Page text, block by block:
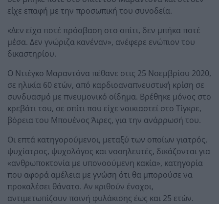
είχε επαφή με την προσωπική του συνοδεία.
«Δεν είχα ποτέ πρόσβαση στο σπίτι, δεν μπήκα ποτέ
μέσα. Δεν γνώριζα κανέναν», ανέφερε ενώπιον του
δικαστηρίου.
Ο Ντιέγκο Μαραντόνα πέθανε στις 25 Νοεμβρίου 2020,
σε ηλικία 60 ετών, από καρδιοαναπνευστική κρίση σε
συνδυασμό με πνευμονικό οίδημα. Βρέθηκε μόνος στο
κρεβάτι του, σε σπίτι που είχε νοικιαστεί στο Τίγκρε,
βόρεια του Μπουένος Άιρες, για την ανάρρωσή του.
Οι επτά κατηγορούμενοι, μεταξύ των οποίων γιατρός,
ψυχίατρος, ψυχολόγος και νοσηλευτές, δικάζονται για
«ανθρωποκτονία με υπονοούμενη κακία», κατηγορία
που αφορά αμέλεια με γνώση ότι θα μπορούσε να
προκαλέσει θάνατο. Αν κριθούν ένοχοι,
αντιμετωπίζουν ποινή φυλάκισης έως και 25 ετών.